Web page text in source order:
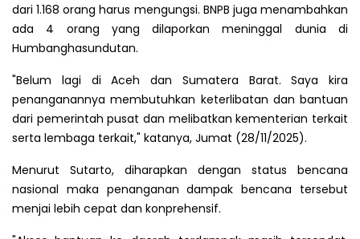
dari 1.168 orang harus mengungsi. BNPB juga menambahkan
ada 4 orang yang dilaporkan meninggal dunia di
Humbanghasundutan.
"Belum lagi di Aceh dan Sumatera Barat. Saya kira
penanganannya membutuhkan keterlibatan dan bantuan
dari pemerintah pusat dan melibatkan kementerian terkait
serta lembaga terkait," katanya, Jumat (28/11/2025).
Menurut Sutarto, diharapkan dengan status bencana
nasional maka penanganan dampak bencana tersebut
menjai lebih cepat dan konprehensif.